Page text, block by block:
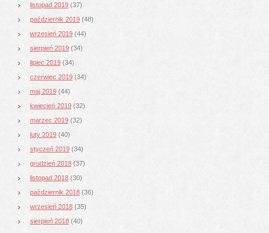
listopad 2019 (37)
październik 2019 (48)
wrzesień 2019 (44)
sierpień 2019 (34)
lipiec 2019 (34)
czerwiec 2019 (34)
maj 2019 (44)
kwiecień 2019 (32)
marzec 2019 (32)
luty 2019 (40)
styczeń 2019 (34)
grudzień 2018 (37)
listopad 2018 (30)
październik 2018 (36)
wrzesień 2018 (35)
sierpień 2018 (40)